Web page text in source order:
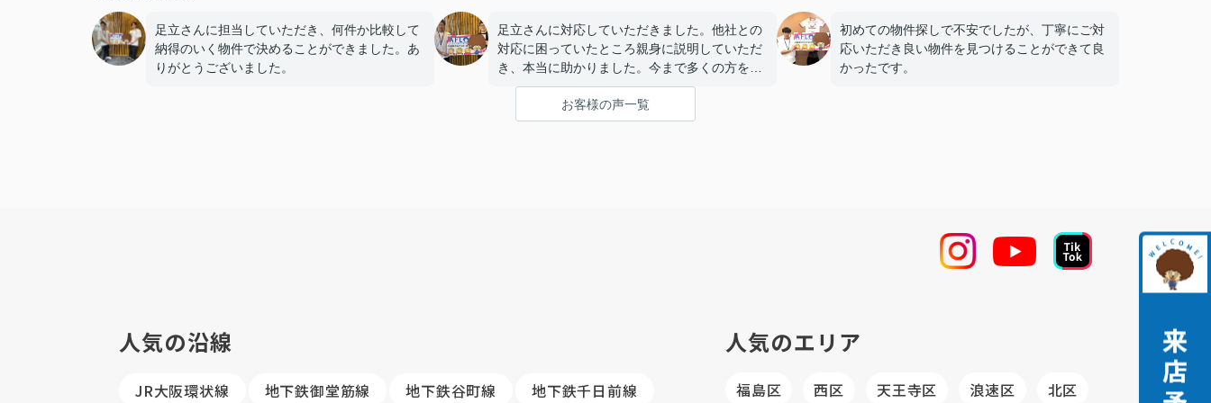
足立さんに担当していただき、何件か比較して
納得のいく物件で決めることができました。あ
りがとうございました。
足立さんに対応していただきました。他社との
対応に困っていたところ親身に説明していただ
き、本当に助かりました。今まで多くの方を対
応されていると思うので、本当に頼りになりま
初めての物件探しで不安でしたが、丁寧にご対
応いただき良い物件を見つけることができて良
かったです。
お客様の声一覧
人気の沿線
JR大阪環状線 地下鉄御堂筋線 地下鉄谷町線
地下鉄千日前線
人気のエリア
福島区 西区 天王寺区 浪速区 北区